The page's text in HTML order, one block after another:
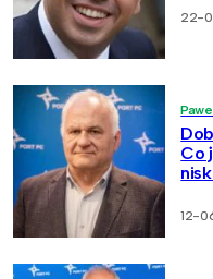
22-
Co
12-